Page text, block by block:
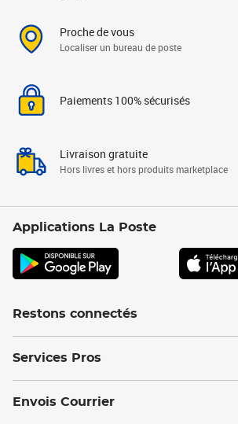
Proche de vous
Localiser un bureau de poste
Paiements 100% sécurisés
Livraison gratuite
Hors livres et hors produits marketplace
Applications La Poste
Restons connectés
Services Pros
Envois Courrier